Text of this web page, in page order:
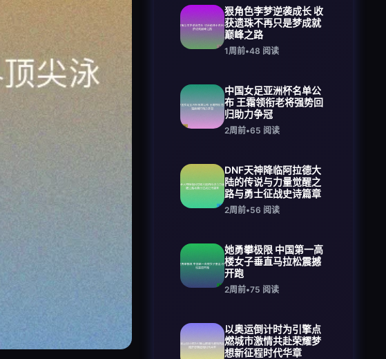
狠角色李梦逆袭成长 收
获遗珠不再只是梦成就
巅峰之路
1周前•48 阅读
中国女足亚洲杯名单公
布 王霜领衔老将强势回
归助力争冠
2周前•65 阅读
DNF天神降临阿拉德大
陆的传说与力量觉醒之
路与勇士征战史诗篇章
2周前•56 阅读
她勇攀极限 中国第一高
楼女子垂直马拉松震撼
开跑
2周前•75 阅读
以奥运倒计时为引擎点
燃城市激情共赴荣耀梦
想新征程时代华章